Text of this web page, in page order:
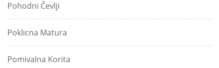
Pohodni Čevlji
Poklicna Matura
Pomivalna Korita